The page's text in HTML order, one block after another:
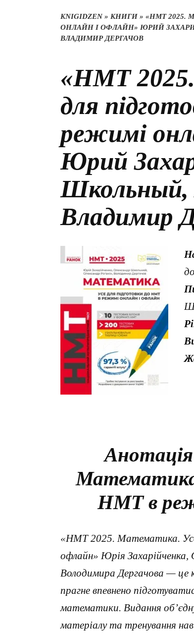
KNIGIDZEN» КНИГИ » «НМТ 2025.
ОНЛАЙН І ОФЛАЙН» ЮРИЙ
ВЛАДИМИР ДЕРГАЧОВ
«НМТ
для
режимі
Юрий
Школьный,
Владимир
НМТ в
«НМТ 2025. Математика.
офлайн» Юрія Захарійченка,
Володимира Дергачова — це
прагне впевнено
математики. Видання
матеріалу та тренування